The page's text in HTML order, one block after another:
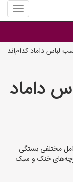
منوی
سایت
فروشی
ها
لباس داماد کدام‌اند
داماد
مختلفی بستگی
خنک و سبک